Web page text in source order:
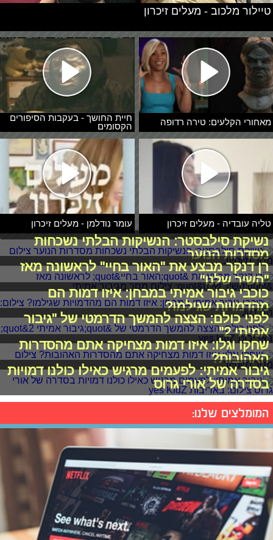
מאחורי הקלעים: טירה רדופה
חיית החושך - בעקבות הסיפורים
הקסומים
טליה עובדיה - מעלים זיכרון עומר נודלמן - מעלים זיכרון
טיילור מלכוב - מעלים זיכרון
נשיקת סילבסטר: הנשיקות הבלתי נשכחות
מסדרות הנוער
רן דנקר מבצע את "האור בחיי" לראשונה מאז
"השיר שלנו"
כוכבי גיבור אמיתי במבחן: איזו דמות הם
מהדמויות שגילמו?
לפני כולם: הצצה להמשך הדרמטי של "גיבור
אמיתי 2"
שחקו וגלו: איזו דמות מצחיקה אתם מהסדרות
האהובות?
גיבור אמיתי: לפעמים מרגיש כאילו כולנו דמויות
בסדרה של אורי גרוס
המומלצים שלנו: